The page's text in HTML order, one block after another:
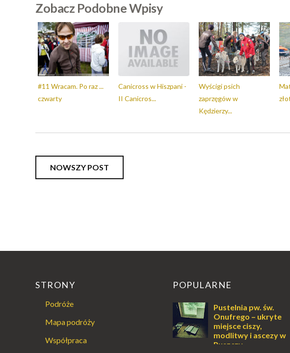
Zobacz Podobne Wpisy
#11 Wracam. Po raz ...
czwarty
Canicross w Hiszpani -
II Canicros...
Wyścigi psich
zaprzęgów w
Kędzierzy...
NOWSZY POST
STRONY
Podróże
Mapa podróży
Współpraca
POPULARNE
Pustelnia pw. św.
Onufrego – ukryte
miejsce ciszy,
modlitwy i ascezy w
Puszczy